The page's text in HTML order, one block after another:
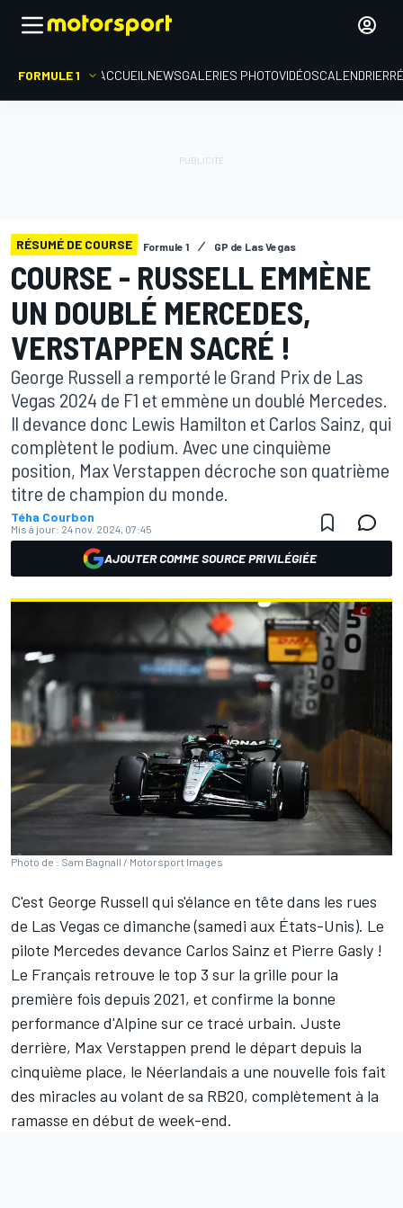
FORMULE 1 ACCUEIL NEWSGALERIES PHOTOVIDÉOSCALENDRIER
RÉSUMÉ DE COURSE Formule 1 GP de Las Vegas
COURSE - RUSSELL EMMÈNE
UN DOUBLÉ MERCEDES,
VERSTAPPEN SACRÉ !
George Russell a remporté le Grand Prix de Las
Vegas 2024 de F1 et emmène un doublé Mercedes.
Il devance donc Lewis Hamilton et Carlos Sainz, qui
complètent le podium. Avec une cinquième
position, Max Verstappen décroche son quatrième
titre de champion du monde.
Téha Courbon
Mis à jour: 24 nov. 2024, 07:45
AJOUTER COMME SOURCE PRIVILÉGIÉE
Photo de : Sam Bagnall / Motorsport Images
C'est George Russell qui s'élance en tête dans les rues
de Las Vegas ce dimanche (samedi aux États-Unis). Le
pilote Mercedes devance Carlos Sainz et Pierre Gasly !
Le Français retrouve le top 3 sur la grille pour la
première fois depuis 2021, et confirme la bonne
performance d'Alpine sur ce tracé urbain. Juste
derrière, Max Verstappen prend le départ depuis la
cinquième place, le Néerlandais a une nouvelle fois fait
des miracles au volant de sa RB20, complètement à la
ramasse en début de week-end.